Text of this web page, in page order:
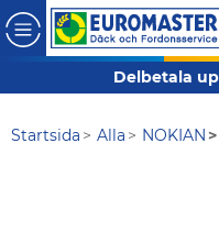
Delbetala
Startsida Alla NOKIAN